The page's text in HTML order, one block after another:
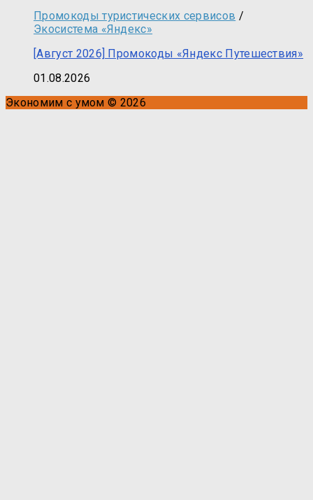
Промокоды туристических сервисов /
Экосистема «Яндекс»
[Август 2026] Промокоды «Яндекс Путешествия»
01.08.2026
Экономим с умом © 2026